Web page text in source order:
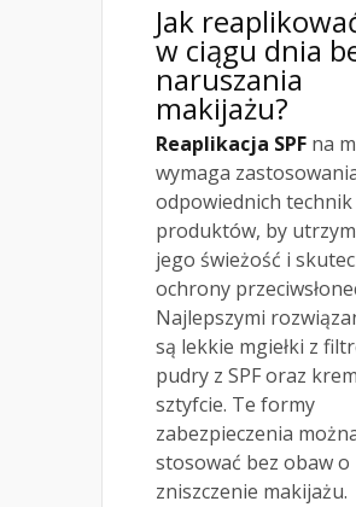
Jak
w ciągu dnia
naruszania
makijażu?
Reaplikacja SPF na
wymaga
odpowiednich technik
produktów, by
jego świeżość i
ochrony
Najlepszymi
są lekkie mgiełki z
pudry z SPF oraz
sztyfcie. Te formy
zabezpieczenia
stosować bez obaw o
zniszczenie makijażu.